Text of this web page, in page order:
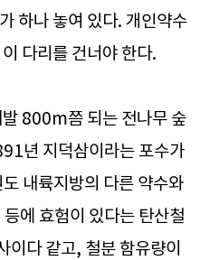
하나 놓여 있다. 개인약수
다리를 건너야 한다.
800m쯤 되는 전나무 숲
년 지덕삼이라는 포수가
내륙지방의 다른 약수와
에 효험이 있다는 탄산철
이다 같고, 철분 함유량이